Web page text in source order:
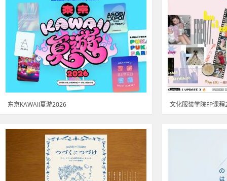
东京KAWAII夏游2026 文化服装学院FP课